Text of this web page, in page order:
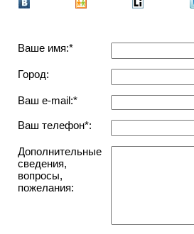
Ваше имя:*
Город:
Ваш e-mail:*
Ваш телефон*:
Дополнительные
сведения,
вопросы,
пожелания: